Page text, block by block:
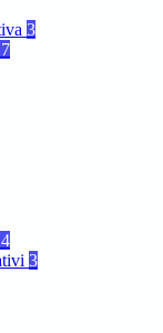
3
3